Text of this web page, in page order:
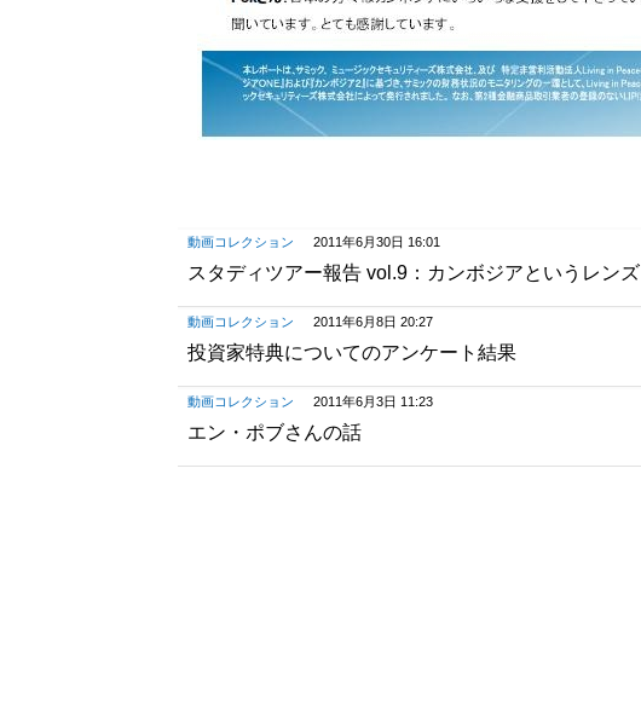
動画コレクション 2011年6月30日 16:01
スタディツアー報告 vol.9：カンボジアというレンズ
動画コレクション 2011年6月8日 20:27
投資家特典についてのアンケート結果
動画コレクション 2011年6月3日 11:23
エン・ポブさんの話